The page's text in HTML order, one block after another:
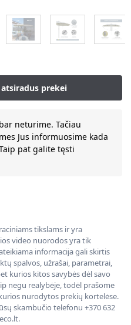
neturime. Tačiau
Jus informuosime kada
pat galite tęsti
tikslams ir yra
video nuorodos yra tik
informacija gali skirtis
spalvos, užrašai, parametrai,
kurios kitos savybės dėl savo
negu realybėje, todėl prašome
nurodytos prekių kortelėse.
skambučio telefonu +370 632